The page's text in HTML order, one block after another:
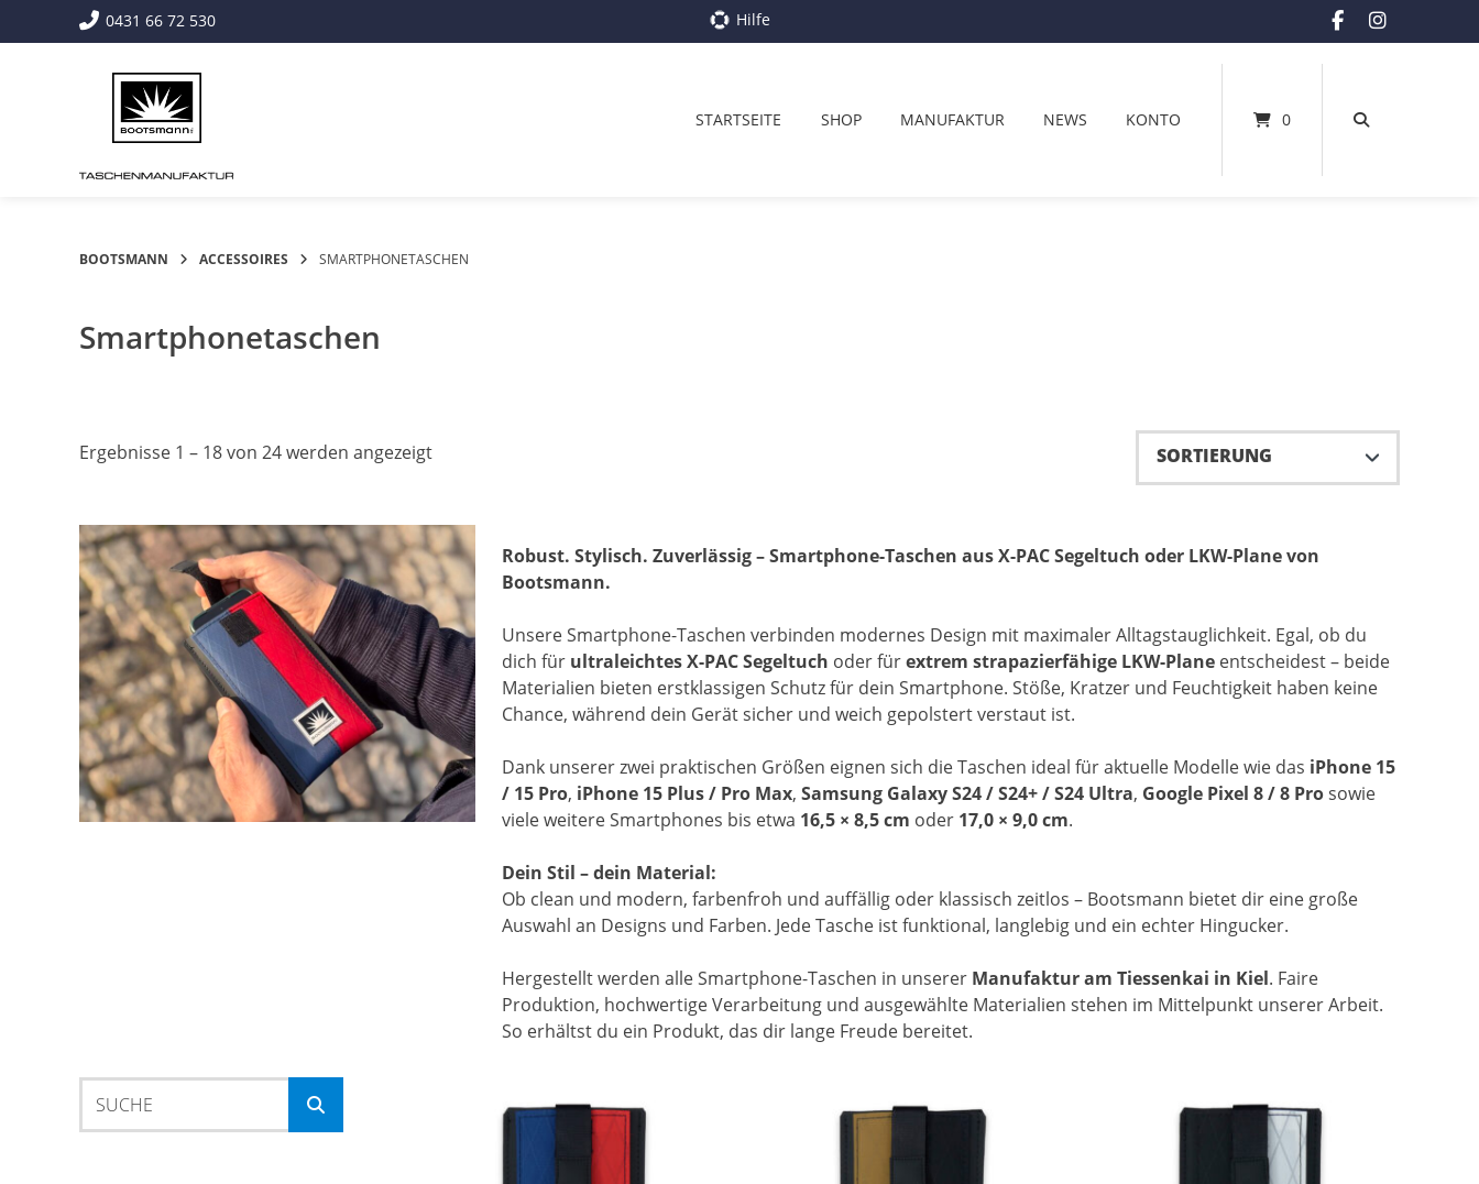
zum
0431 66 72 530 Hilfe
STARTSEITE SHOP MANUFAKTUR NEWS KONTO 0
BOOTSMANN ACCESSOIRES SMARTPHONETASCHEN
Smartphonetaschen
Ergebnisse 1 – 18 von 24 werden angezeigt
Robust. Stylisch. Zuverlässig – Smartphone-Taschen aus X-PAC Segeltuch oder LKW-Plane von
Bootsmann.
Unsere Smartphone-Taschen verbinden modernes Design mit maximaler Alltagstauglichkeit. Egal, ob du
dich für ultraleichtes X-PAC Segeltuch oder fürextrem strapazierfähige LKW-Planeentscheidest – beide
Materialien bieten erstklassigen Schutz für dein Smartphone. Stöße, Kratzer und Feuchtigkeit haben keine
Chance, während dein Gerät sicher und weich gepolstert verstaut ist.
Dank unserer zwei praktischen Größen eignen sich die Taschen ideal für aktuelle Modelle wie das iPhone 15
/ 15 Pro, iPhone 15 Plus / Pro Max, Samsung Galaxy S24 / S24+ / S24 Ultra, Google Pixel 8 / 8 Prosowie
viele weitere Smartphones bis etwa 16,5 × 8,5 cm oder 17,0 × 9,0 cm.
Dein Stil – dein Material:
Ob clean und modern, farbenfroh und auffällig oder klassisch zeitlos – Bootsmann bietet dir eine große
Auswahl an Designs und Farben. Jede Tasche ist funktional, langlebig und ein echter Hingucker.
Hergestellt werden alle Smartphone-Taschen in unserer Manufaktur am Tiessenkai in Kiel. Faire
Produktion, hochwertige Verarbeitung und ausgewählte Materialien stehen im Mittelpunkt unserer Arbeit.
So erhältst du ein Produkt, das dir lange Freude bereitet.
nach: